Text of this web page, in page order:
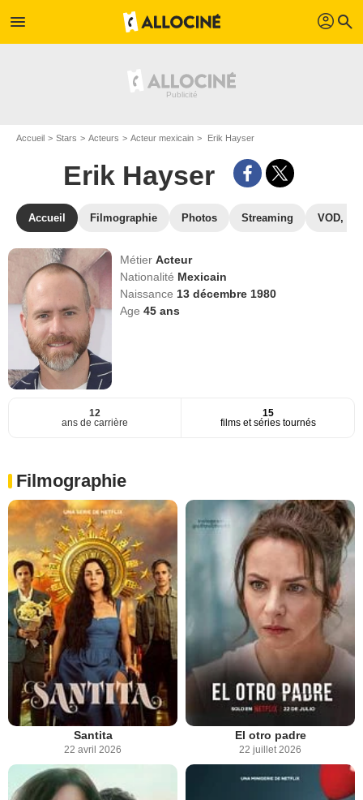
menu profil search
Accueil Stars Acteurs Acteur mexicain Erik Hayser
Erik Hayser
Accueil Filmographie Photos Streaming VOD,
MétierActeur
Nationalité Mexicain
Naissance 13 décembre 1980
Age45 ans
12
ans de carrière
15
films et séries tournés
Filmographie
Santita
22 avril 2026
El otro padre
22 juillet 2026